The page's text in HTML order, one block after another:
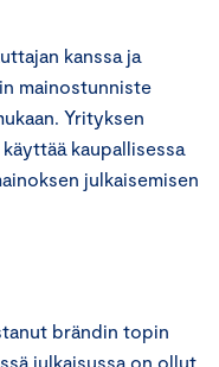
kanssa ja
mainostunniste
Yrityksen
kaupallisessa
julkaisemisen
brändin topin
julkaisussa on ollut